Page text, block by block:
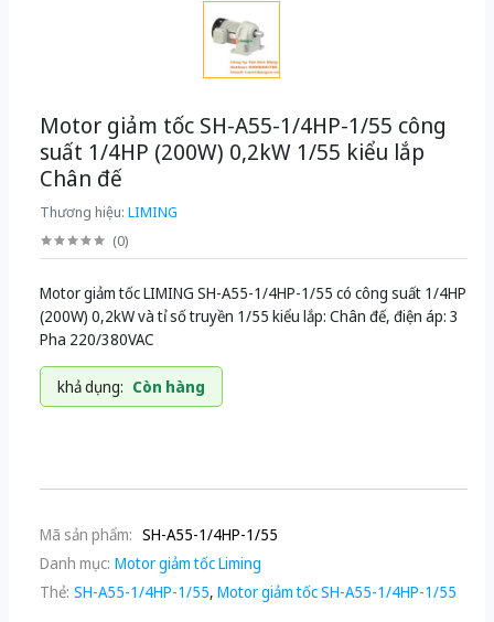
Motor giảm tốc SH-A55-1/4HP-1/55 công
suất 1/4HP (200W) 0,2kW 1/55 kiểu lắp
Chân đế
Thương hiệu: LIMING
(0)
Motor giảm tốc LIMING SH-A55-1/4HP-1/55 có công suất 1/4HP
(200W) 0,2kW và tỉ số truyền 1/55 kiểu lắp: Chân đế, điện áp: 3
Pha 220/380VAC
khả dụng: Còn hàng
Mã sản phẩm: SH-A55-1/4HP-1/55
Danh mục: Motor giảm tốc Liming
Thẻ: SH-A55-1/4HP-1/55, Motor giảm tốc SH-A55-1/4HP-1/55